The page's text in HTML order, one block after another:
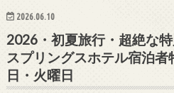
2026.06.10
2026・初夏旅行・超絶な
スプリングスホテル宿泊
日・火曜日